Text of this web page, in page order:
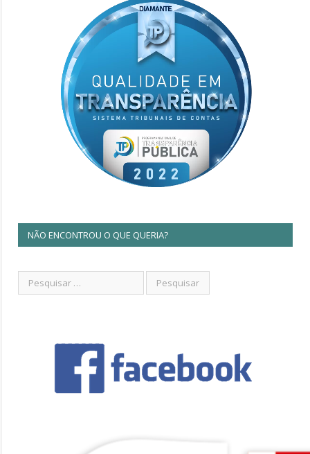
NÃO ENCONTROU O QUE QUERIA?